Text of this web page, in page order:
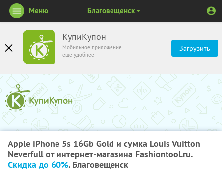
КупиКупон
Мобильное приложение
ещё удобнее
Загрузить
Меню Благовещенск
Apple iPhone 5s 16Gb Gold и сумка Louis Vuitton
Neverfull от интернет-магазина Fashiontool.ru.
Скидка до 60%. Благовещенск